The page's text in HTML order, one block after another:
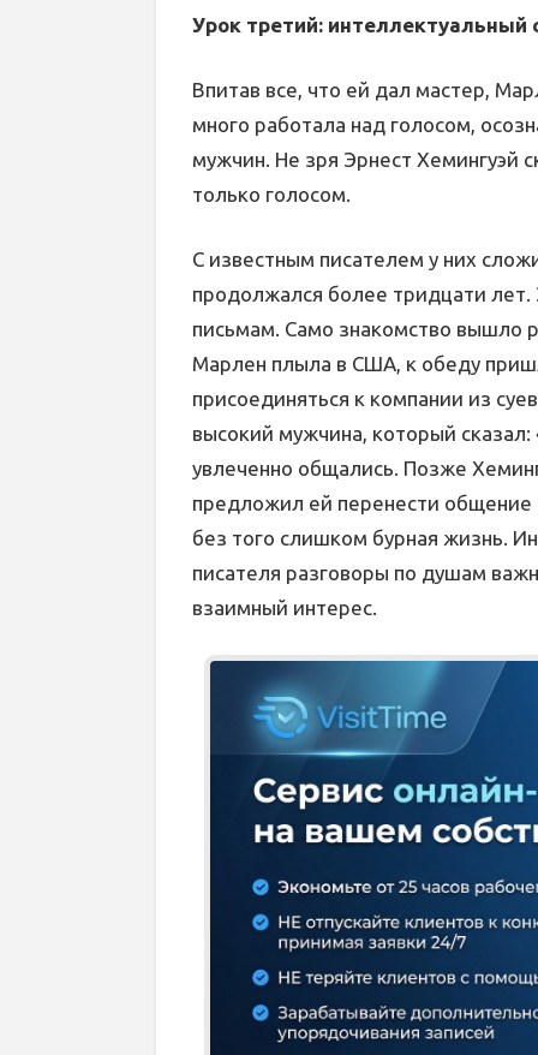
Урок третий: интеллектуальный
Впитав все, что ей дал мастер,
много работала над голосом,
мужчин. Не зря Эрнест Хемингуэй
только голосом.
С известным писателем у них
продолжался более тридцати
письмам. Само знакомство вышло
Марлен плыла в США, к обеду
присоединяться к компании из
высокий мужчина, который
увлеченно общались. Позже
предложил ей перенести общение
без того слишком бурная жизнь.
писателя разговоры по душам
взаимный интерес.